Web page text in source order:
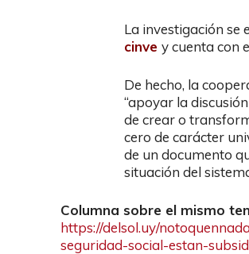
La investigación se
cinve y cuenta con
De hecho, la
“apoyar la
de crear o
cero de carácter
de un documento
situación del
Columna sobre el mismo
https://delsol.uy/
seguridad-social-estan-